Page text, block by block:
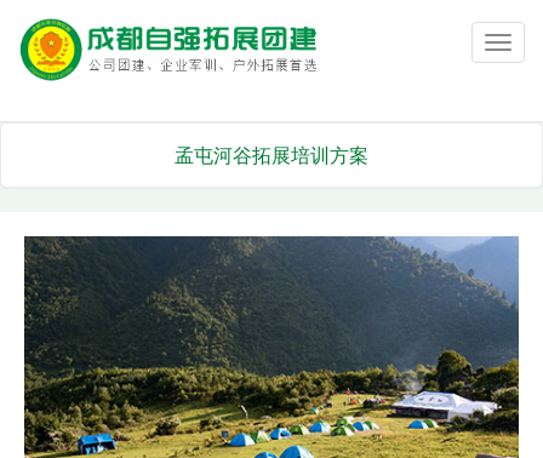
孟屯河谷拓展培训方案